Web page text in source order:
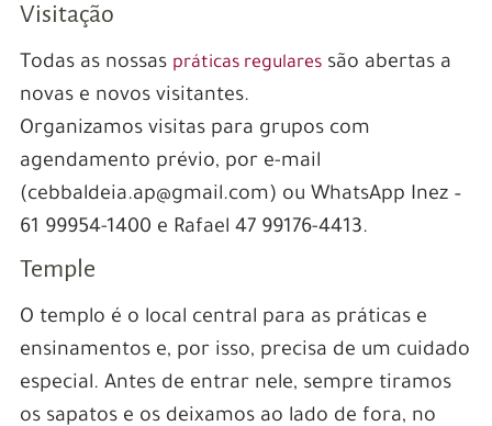
Visitação
Todas as nossas práticas regularessão abertas a
novas e novos visitantes.
Organizamos visitas para grupos com
agendamento prévio, por e-mail
(cebbaldeia.ap@gmail.com) ou WhatsApp Inez –
61 99954-1400 e Rafael 47 99176-4413.
Temple
O templo é o local central para as práticas e
ensinamentos e, por isso, precisa de um cuidado
especial. Antes de entrar nele, sempre tiramos
os sapatos e os deixamos ao lado de fora, no